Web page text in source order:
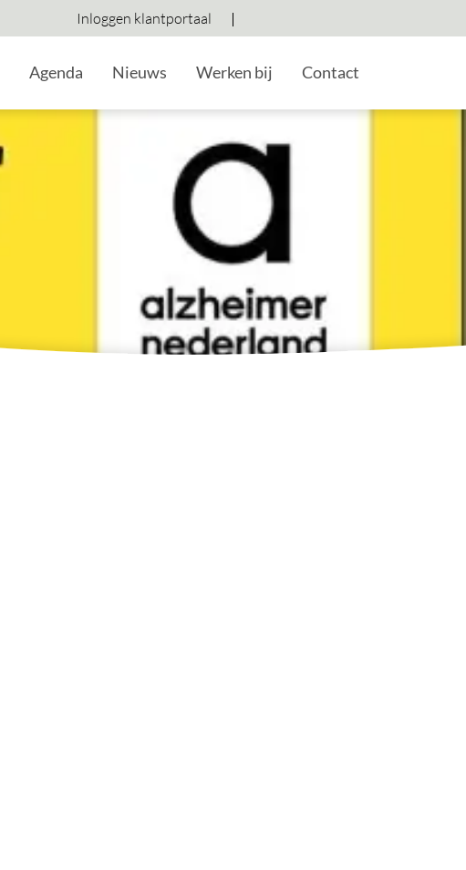
Inloggen klantportaal
Hoog contrast wisselen
Lettergrootte vergroten
Lettergrootte
Agenda Nieuws Werken bij Contact